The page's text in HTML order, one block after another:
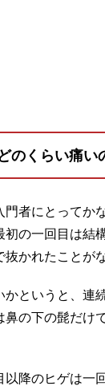
のくらい痛い
門者にとってか
の一回目は結
抜かれたことが
かというと、連
鼻の下の髭だけ
以降のヒゲは一